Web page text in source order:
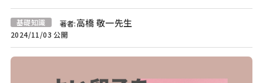
基礎知識 著者:高橋 敬一先生
2024/11/03 公開